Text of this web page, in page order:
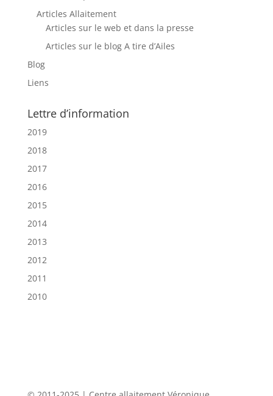
Articles Allaitement
Articles sur le web et dans la presse
Articles sur le blog A tire d’Ailes
Blog
Liens
Lettre d’information
2019
2018
2017
2016
2015
2014
2013
2012
2011
2010